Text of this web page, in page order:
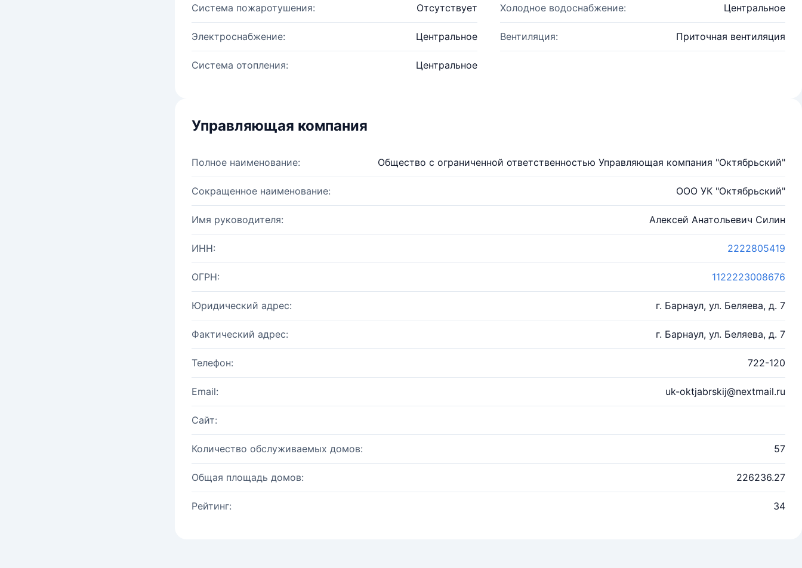
Система пожаротушения: Отсутствует Холодное водоснабжение: Центральное
Электроснабжение: Центральное Вентиляция: Приточная вентиляция
Система отопления: Центральное
Управляющая компания
Полное наименование: Общество с ограниченной ответственностью Управляющая компания "Октябрьский"
Сокращенное наименование: ООО УК "Октябрьский"
Имя руководителя: Алексей Анатольевич Силин
ИНН: 2222805419
ОГРН: 1122223008676
Юридический адрес: г. Барнаул, ул. Беляева, д. 7
Фактический адрес: г. Барнаул, ул. Беляева, д. 7
Телефон: 722-120
Email: uk-oktjabrskij@nextmail.ru
Сайт:
Количество обслуживаемых домов: 57
Общая площадь домов: 226236.27
Рейтинг: 34